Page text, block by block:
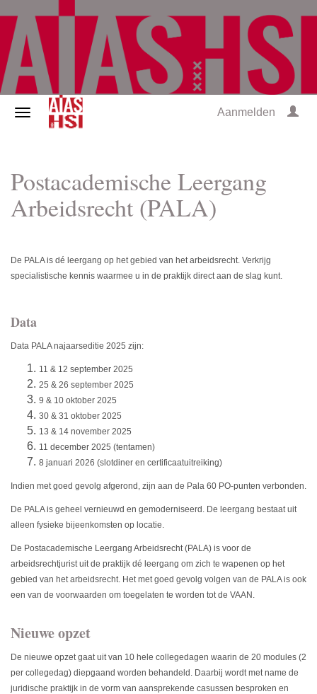
Aanmelden
Postacademische Leergang
Arbeidsrecht (PALA)
De PALA is dé leergang op het gebied van het arbeidsrecht. Verkrijg
specialistische kennis waarmee u in de praktijk direct aan de slag kunt.
Data
Data PALA najaarseditie 2025 zijn:
11 & 12 september 2025
25 & 26 september 2025
9 & 10 oktober 2025
30 & 31 oktober 2025
13 & 14 november 2025
11 december 2025 (tentamen)
8 januari 2026 (slotdiner en certificaatuitreiking)
Indien met goed gevolg afgerond, zijn aan de Pala 60 PO-punten verbonden.
De PALA is geheel vernieuwd en gemoderniseerd. De leergang bestaat uit
alleen fysieke bijeenkomsten op locatie.
De Postacademische Leergang Arbeidsrecht (PALA) is voor de
arbeidsrechtjurist uit de praktijk dé leergang om zich te wapenen op het
gebied van het arbeidsrecht. Het met goed gevolg volgen van de PALA is ook
een van de voorwaarden om toegelaten te worden tot de VAAN.
Nieuwe opzet
De nieuwe opzet gaat uit van 10 hele collegedagen waarin de 20 modules (2
per collegedag) diepgaand worden behandeld. Daarbij wordt met name de
juridische praktijk in de vorm van aansprekende casussen besproken en